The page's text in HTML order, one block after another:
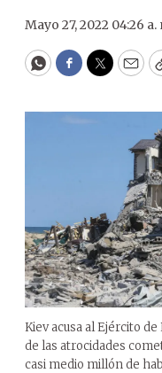
Mayo 27, 2022 04:26 a.
WhatsApp
Facebook
Twitter
Kiev acusa al Ejército
de las atrocidades
casi medio millón de